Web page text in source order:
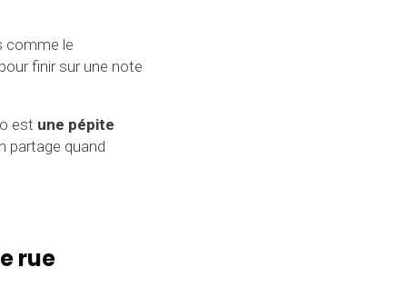
comme le
finir sur une note
est une pépite
partage quand
rue